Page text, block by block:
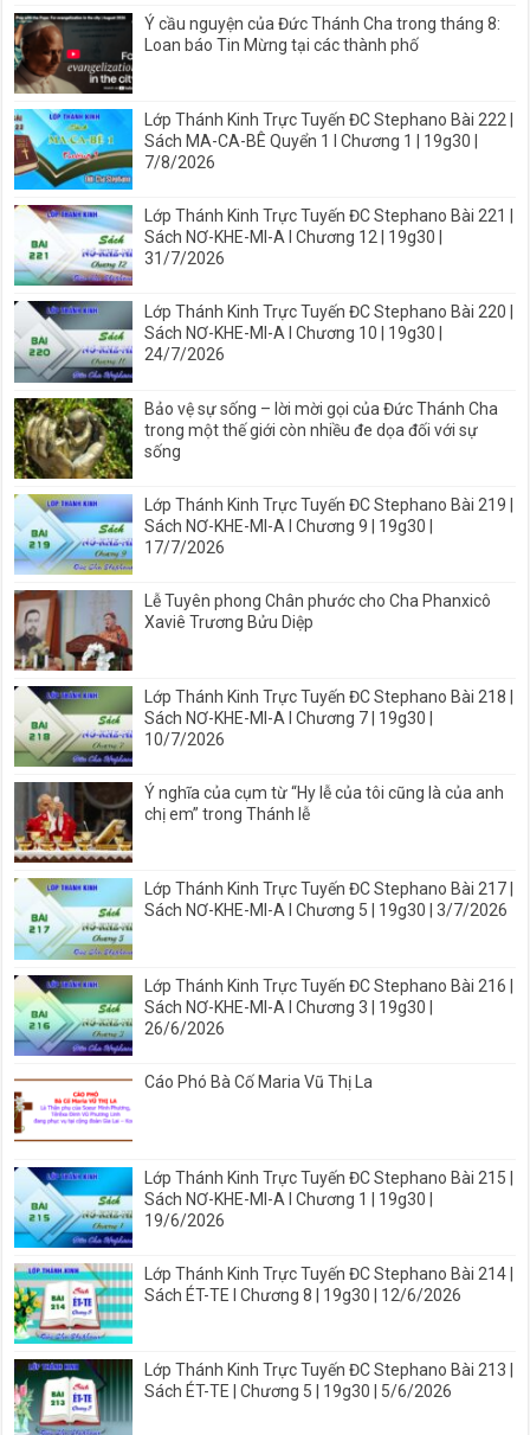
Ý cầu nguyện của Đức Thánh Cha trong tháng 8:
Loan báo Tin Mừng tại các thành phố
Lớp Thánh Kinh Trực Tuyến ĐC Stephano Bài 222 |
Sách MA-CA-BÊ Quyển 1 I Chương 1 | 19g30 |
7/8/2026
Lớp Thánh Kinh Trực Tuyến ĐC Stephano Bài 221 |
Sách NƠ-KHE-MI-A I Chương 12 | 19g30 |
31/7/2026
Lớp Thánh Kinh Trực Tuyến ĐC Stephano Bài 220 |
Sách NƠ-KHE-MI-A I Chương 10 | 19g30 |
24/7/2026
Bảo vệ sự sống – lời mời gọi của Đức Thánh Cha
trong một thế giới còn nhiều đe dọa đối với sự
sống
Lớp Thánh Kinh Trực Tuyến ĐC Stephano Bài 219 |
Sách NƠ-KHE-MI-A I Chương 9 | 19g30 |
17/7/2026
Lễ Tuyên phong Chân phước cho Cha Phanxicô
Xaviê Trương Bửu Diệp
Lớp Thánh Kinh Trực Tuyến ĐC Stephano Bài 218 |
Sách NƠ-KHE-MI-A I Chương 7 | 19g30 |
10/7/2026
Ý nghĩa của cụm từ “Hy lễ của tôi cũng là của anh
chị em” trong Thánh lễ
Lớp Thánh Kinh Trực Tuyến ĐC Stephano Bài 217 |
Sách NƠ-KHE-MI-A I Chương 5 | 19g30 | 3/7/2026
Lớp Thánh Kinh Trực Tuyến ĐC Stephano Bài 216 |
Sách NƠ-KHE-MI-A I Chương 3 | 19g30 |
26/6/2026
Cáo Phó Bà Cố Maria Vũ Thị La
Lớp Thánh Kinh Trực Tuyến ĐC Stephano Bài 215 |
Sách NƠ-KHE-MI-A I Chương 1 | 19g30 |
19/6/2026
Lớp Thánh Kinh Trực Tuyến ĐC Stephano Bài 214 |
Sách ÉT-TE I Chương 8 | 19g30 | 12/6/2026
Lớp Thánh Kinh Trực Tuyến ĐC Stephano Bài 213 |
Sách ÉT-TE | Chương 5 | 19g30 | 5/6/2026